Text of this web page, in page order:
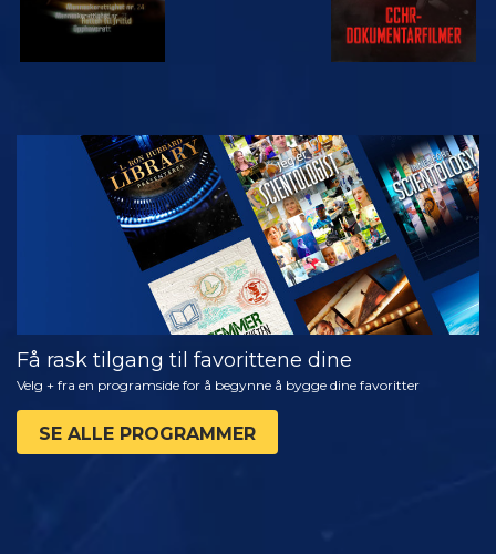
SE
UTFORSK
SERIEN
Få rask tilgang til favorittene dine
Velg + fra en programside for å begynne å bygge dine favoritter
SE ALLE PROGRAMMER